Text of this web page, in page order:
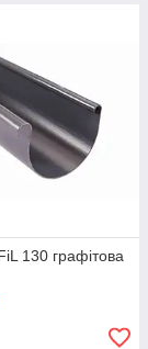
130 графітова